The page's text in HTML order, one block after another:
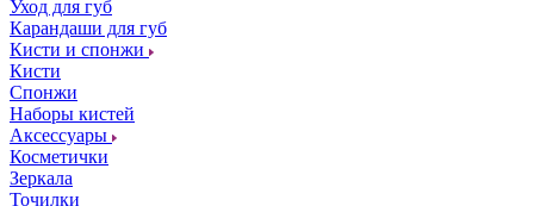
Уход для губ
Карандаши для губ
Кисти и спонжи
Кисти
Спонжи
Наборы кистей
Аксессуары
Косметички
Зеркала
Точилки